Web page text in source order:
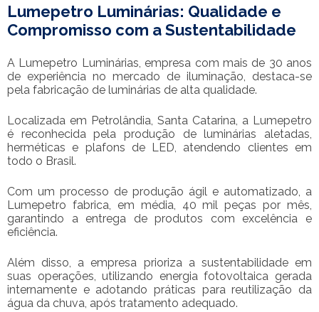
Lumepetro Luminárias: Qualidade e
Compromisso com a Sustentabilidade
A Lumepetro Luminárias, empresa com mais de 30 anos
de experiência no mercado de iluminação, destaca-se
pela fabricação de luminárias de alta qualidade.
Localizada em Petrolândia, Santa Catarina, a Lumepetro
é reconhecida pela produção de luminárias aletadas,
herméticas e plafons de LED, atendendo clientes em
todo o Brasil.
Com um processo de produção ágil e automatizado, a
Lumepetro fabrica, em média, 40 mil peças por mês,
garantindo a entrega de produtos com excelência e
eficiência.
Além disso, a empresa prioriza a sustentabilidade em
suas operações, utilizando energia fotovoltaica gerada
internamente e adotando práticas para reutilização da
água da chuva, após tratamento adequado.